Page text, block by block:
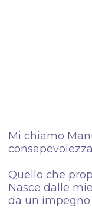
Mi chiamo
Quello che
Nasce dalle
da un impegno